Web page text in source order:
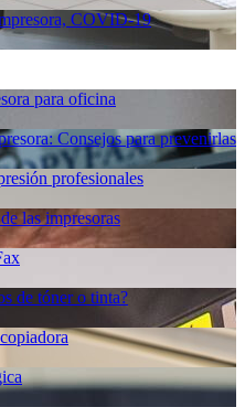
COVID-19
para oficina
Consejos para prevenirlas
profesionales
las impresoras
de tóner o tinta?